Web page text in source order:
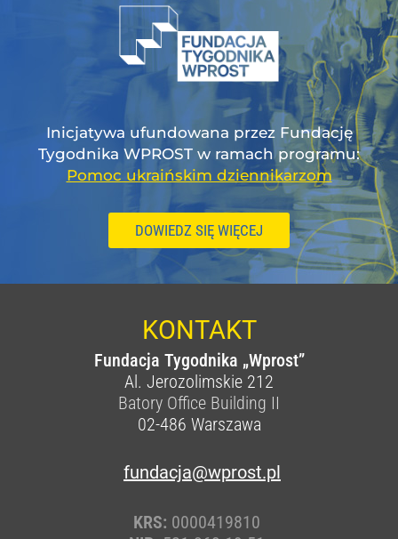
Inicjatywa ufundowana przez Fundację
Tygodnika WPROST w ramach programu:
Pomoc ukraińskim dziennikarzom
DOWIEDZ SIĘ WIĘCEJ
KONTAKT
Fundacja Tygodnika „Wprost”
Al. Jerozolimskie 212
Batory Office Building II
02-486 Warszawa
fundacja@wprost.pl
KRS: 0000419810